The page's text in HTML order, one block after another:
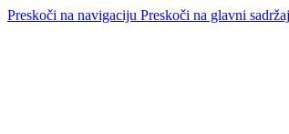
Preskoči na navigaciju Preskoči na glavni sadržaj